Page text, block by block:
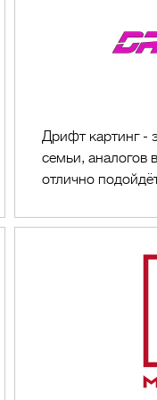
Дрифт картинг -
семьи, аналогов
отлично